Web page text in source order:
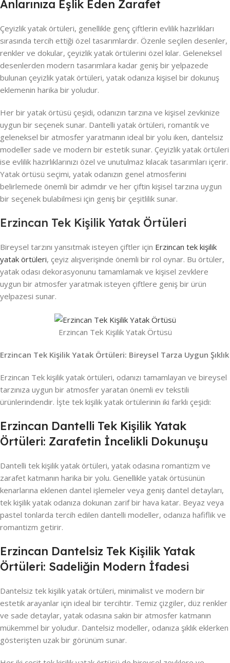
Anlarınıza Eşlik Eden Zarafet
Çeyizlik yatak örtüleri, genellikle genç çiftlerin evlilik hazırlıkları
sırasında tercih ettiği özel tasarımlardır. Özenle seçilen desenler,
renkler ve dokular, çeyizlik yatak örtülerini özel kılar. Geleneksel
desenlerden modern tasarımlara kadar geniş bir yelpazede
bulunan çeyizlik yatak örtüleri, yatak odanıza kişisel bir dokunuş
eklemenin harika bir yoludur.
Her bir yatak örtüsü çeşidi, odanızın tarzına ve kişisel zevkinize
uygun bir seçenek sunar. Dantelli yatak örtüleri, romantik ve
geleneksel bir atmosfer yaratmanın ideal bir yolu iken, dantelsiz
modeller sade ve modern bir estetik sunar. Çeyizlik yatak örtüleri
ise evlilik hazırlıklarınızı özel ve unutulmaz kılacak tasarımları içerir.
Yatak örtüsü seçimi, yatak odanızın genel atmosferini
belirlemede önemli bir adımdır ve her çiftin kişisel tarzına uygun
bir seçenek bulabilmesi için geniş bir çeşitlilik sunar.
Erzincan Tek Kişilik Yatak Örtüleri
Bireysel tarzını yansıtmak isteyen çiftler için Erzincan tek kişilik
yatak örtüleri, çeyiz alışverişinde önemli bir rol oynar. Bu örtüler,
yatak odası dekorasyonunu tamamlamak ve kişisel zevklere
uygun bir atmosfer yaratmak isteyen çiftlere geniş bir ürün
yelpazesi sunar.
Erzincan Tek Kişilik Yatak Örtüsü
Erzincan Tek Kişilik Yatak Örtüleri: Bireysel Tarza Uygun Şıklık
Erzincan Tek kişilik yatak örtüleri, odanızı tamamlayan ve bireysel
tarzınıza uygun bir atmosfer yaratan önemli ev tekstili
ürünlerindendir. İşte tek kişilik yatak örtülerinin iki farklı çeşidi:
Erzincan Dantelli Tek Kişilik Yatak
Örtüleri: Zarafetin İncelikli Dokunuşu
Dantelli tek kişilik yatak örtüleri, yatak odasına romantizm ve
zarafet katmanın harika bir yolu. Genellikle yatak örtüsünün
kenarlarına eklenen dantel işlemeler veya geniş dantel detayları,
tek kişilik yatak odanıza dokunan zarif bir hava katar. Beyaz veya
pastel tonlarda tercih edilen dantelli modeller, odanıza hafiflik ve
romantizm getirir.
Erzincan Dantelsiz Tek Kişilik Yatak
Örtüleri: Sadeliğin Modern İfadesi
Dantelsiz tek kişilik yatak örtüleri, minimalist ve modern bir
estetik arayanlar için ideal bir tercihtir. Temiz çizgiler, düz renkler
ve sade detaylar, yatak odasına sakin bir atmosfer katmanın
mükemmel bir yoludur. Dantelsiz modeller, odanıza şıklık eklerken
gösterişten uzak bir görünüm sunar.